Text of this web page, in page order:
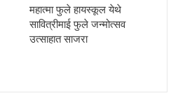
महात्मा फुले हायस्कूल येथे
सावित्रीमाई फुले जन्मोत्सव
उत्साहात साजरा